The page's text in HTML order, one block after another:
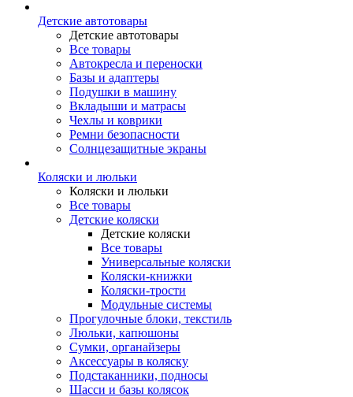
Детские автотовары
Детские автотовары
Все товары
Автокресла и переноски
Базы и адаптеры
Подушки в машину
Вкладыши и матрасы
Чехлы и коврики
Ремни безопасности
Солнцезащитные экраны
Коляски и люльки
Коляски и люльки
Все товары
Детские коляски
Детские коляски
Все товары
Универсальные коляски
Коляски-книжки
Коляски-трости
Модульные системы
Прогулочные блоки, текстиль
Люльки, капюшоны
Сумки, органайзеры
Аксессуары в коляску
Подстаканники, подносы
Шасси и базы колясок